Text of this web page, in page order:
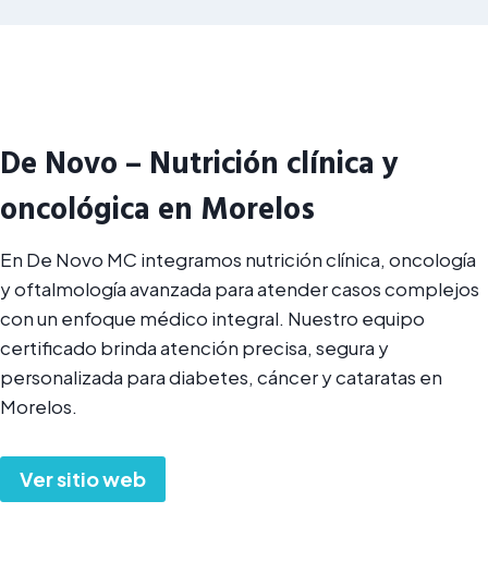
De Novo – Nutrición clínica y
oncológica en Morelos
En De Novo MC integramos nutrición clínica, oncología
y oftalmología avanzada para atender casos complejos
con un enfoque médico integral. Nuestro equipo
certificado brinda atención precisa, segura y
personalizada para diabetes, cáncer y cataratas en
Morelos.
Ver sitio web